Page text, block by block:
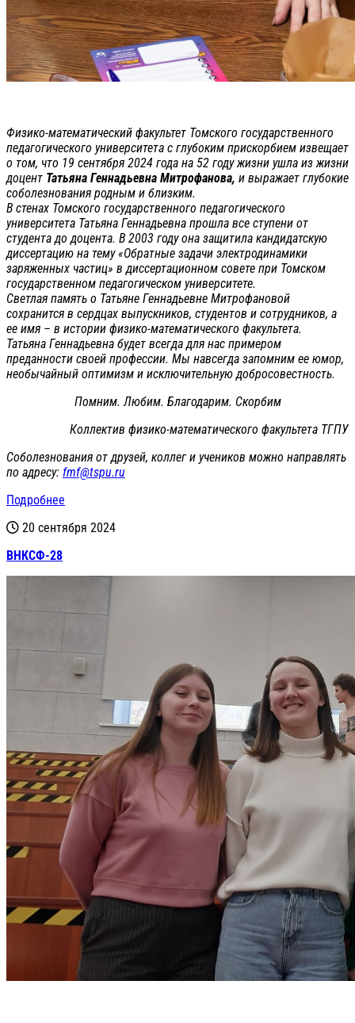
Физико-математический факультет Томского государственного
педагогического университета с глубоким прискорбием извещает
о том, что 19 сентября 2024 года на 52 году жизни ушла из жизни
доцент Татьяна Геннадьевна Митрофанова, и выражает глубокие
соболезнования родным и близким.
В стенах Томского государственного педагогического
университета Татьяна Геннадьевна прошла все ступени от
студента до доцента. В 2003 году она защитила кандидатскую
диссертацию на тему «Обратные задачи электродинамики
заряженных частиц» в диссертационном совете при Томском
государственном педагогическом университете.
Светлая память о Татьяне Геннадьевне Митрофановой
сохранится в сердцах выпускников, студентов и сотрудников, а
ее имя – в истории физико-математического факультета.
Татьяна Геннадьевна будет всегда для нас примером
преданности своей профессии. Мы навсегда запомним ее юмор,
необычайный оптимизм и исключительную добросовестность.
Помним. Любим. Благодарим. Скорбим
Коллектив физико-математического факультета ТГПУ
Соболезнования от друзей, коллег и учеников можно направлять
по адресу: fmf@tspu.ru
Подробнее
20 сентября 2024
ВНКСФ-28